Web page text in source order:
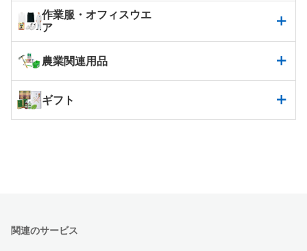
作業服・オフィスウエ
ア
農業関連用品
ギフト
関連のサービス